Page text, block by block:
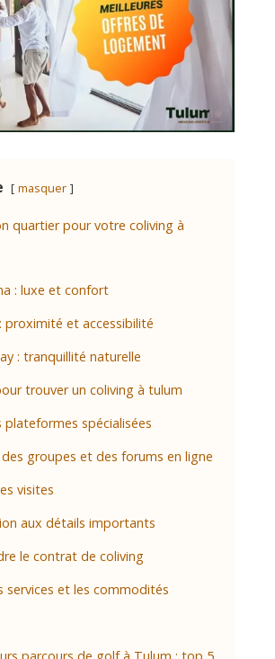
masquer
quartier pour votre coliving à
: luxe et confort
proximité et accessibilité
: tranquillité naturelle
trouver un coliving à tulum
plateformes spécialisées
groupes et des forums en ligne
visites
aux détails importants
le contrat de coliving
services et les commodités